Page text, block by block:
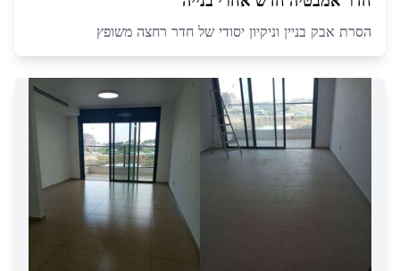
הסרת אבק בניין וניקיון יסודי של חדר רחצה משופץ